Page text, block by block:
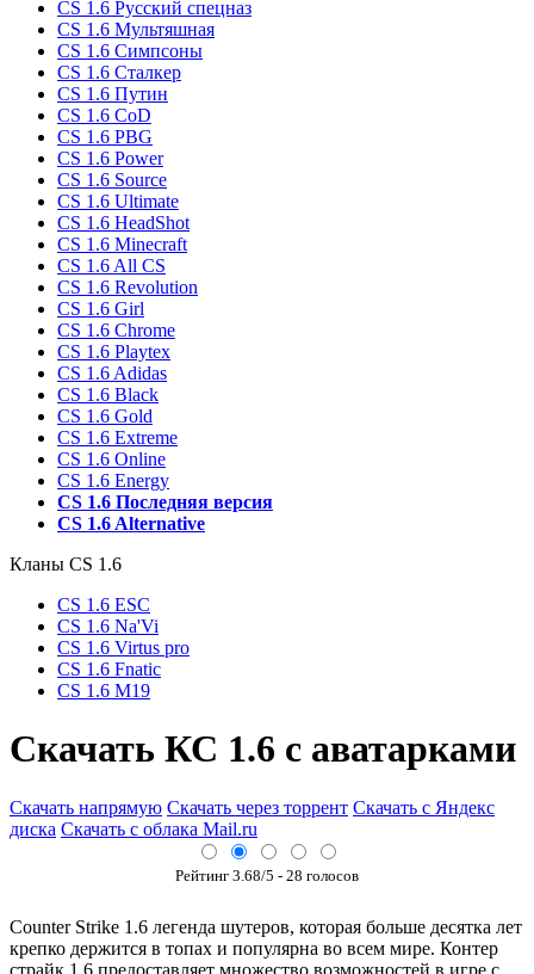
CS 1.6 Русский спецназ
CS 1.6 Мультяшная
CS 1.6 Симпсоны
CS 1.6 Сталкер
CS 1.6 Путин
CS 1.6 CoD
CS 1.6 PBG
CS 1.6 Power
CS 1.6 Source
CS 1.6 Ultimate
CS 1.6 HeadShot
CS 1.6 Minecraft
CS 1.6 All CS
CS 1.6 Revolution
CS 1.6 Girl
CS 1.6 Chrome
CS 1.6 Playtex
CS 1.6 Adidas
CS 1.6 Black
CS 1.6 Gold
CS 1.6 Extreme
CS 1.6 Online
CS 1.6 Energy
CS 1.6 Последняя версия
CS 1.6 Alternative
Кланы СS 1.6
CS 1.6 ESC
CS 1.6 Na'Vi
CS 1.6 Virtus pro
CS 1.6 Fnatic
CS 1.6 M19
Скачать КС 1.6 с аватарками
Скачать напрямую Скачать через торрент Скачать с Яндекс
диска Скачать с облака Mail.ru
Рейтинг 3.68/5 - 28 голосов
Counter Strike 1.6 легенда шутеров, которая больше десятка лет
крепко держится в топах и популярна во всем мире. Контер
страйк 1.6 предоставляет множество возможностей в игре с